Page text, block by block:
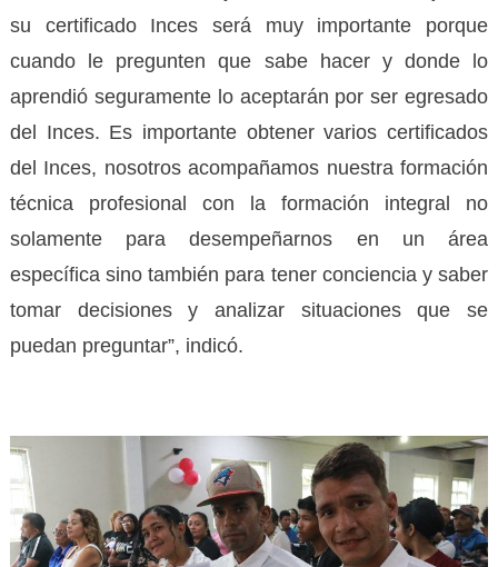
su certificado Inces será muy importante porque
cuando le pregunten que sabe hacer y donde lo
aprendió seguramente lo aceptarán por ser egresado
del Inces. Es importante obtener varios certificados
del Inces, nosotros acompañamos nuestra formación
técnica profesional con la formación integral no
solamente para desempeñarnos en un área
específica sino también para tener conciencia y saber
tomar decisiones y analizar situaciones que se
puedan preguntar”, indicó.